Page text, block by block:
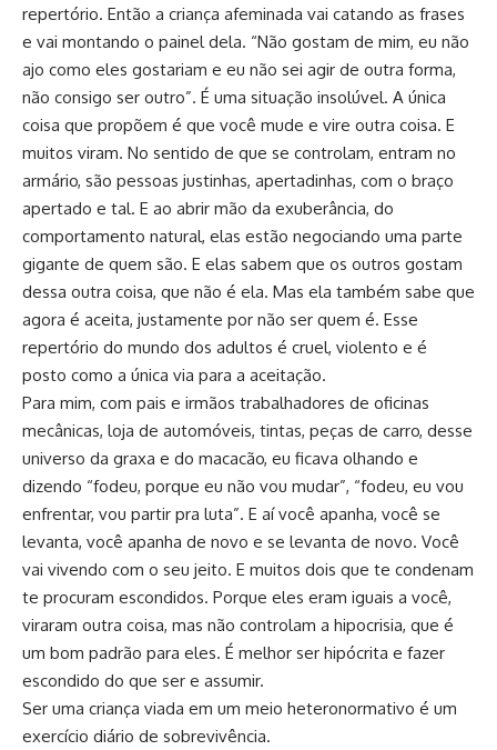
repertório. Então a criança afeminada vai catando as frases
e vai montando o painel dela. “Não gostam de mim, eu não
ajo como eles gostariam e eu não sei agir de outra forma,
não consigo ser outro”. É uma situação insolúvel. A única
coisa que propõem é que você mude e vire outra coisa. E
muitos viram. No sentido de que se controlam, entram no
armário, são pessoas justinhas, apertadinhas, com o braço
apertado e tal. E ao abrir mão da exuberância, do
comportamento natural, elas estão negociando uma parte
gigante de quem são. E elas sabem que os outros gostam
dessa outra coisa, que não é ela. Mas ela também sabe que
agora é aceita, justamente por não ser quem é. Esse
repertório do mundo dos adultos é cruel, violento e é
posto como a única via para a aceitação.
Para mim, com pais e irmãos trabalhadores de oficinas
mecânicas, loja de automóveis, tintas, peças de carro, desse
universo da graxa e do macacão, eu ficava olhando e
dizendo “fodeu, porque eu não vou mudar”, “fodeu, eu vou
enfrentar, vou partir pra luta”. E aí você apanha, você se
levanta, você apanha de novo e se levanta de novo. Você
vai vivendo com o seu jeito. E muitos dois que te condenam
te procuram escondidos. Porque eles eram iguais a você,
viraram outra coisa, mas não controlam a hipocrisia, que é
um bom padrão para eles. É melhor ser hipócrita e fazer
escondido do que ser e assumir.
Ser uma criança viada em um meio heteronormativo é um
exercício diário de sobrevivência.